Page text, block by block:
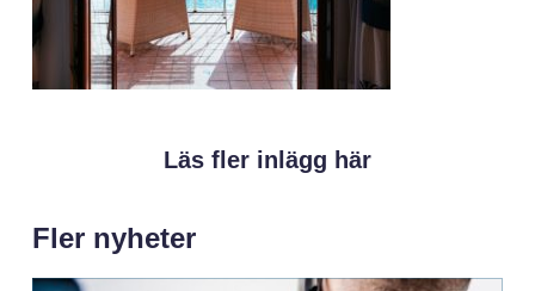
Läs fler inlägg här
Fler nyheter